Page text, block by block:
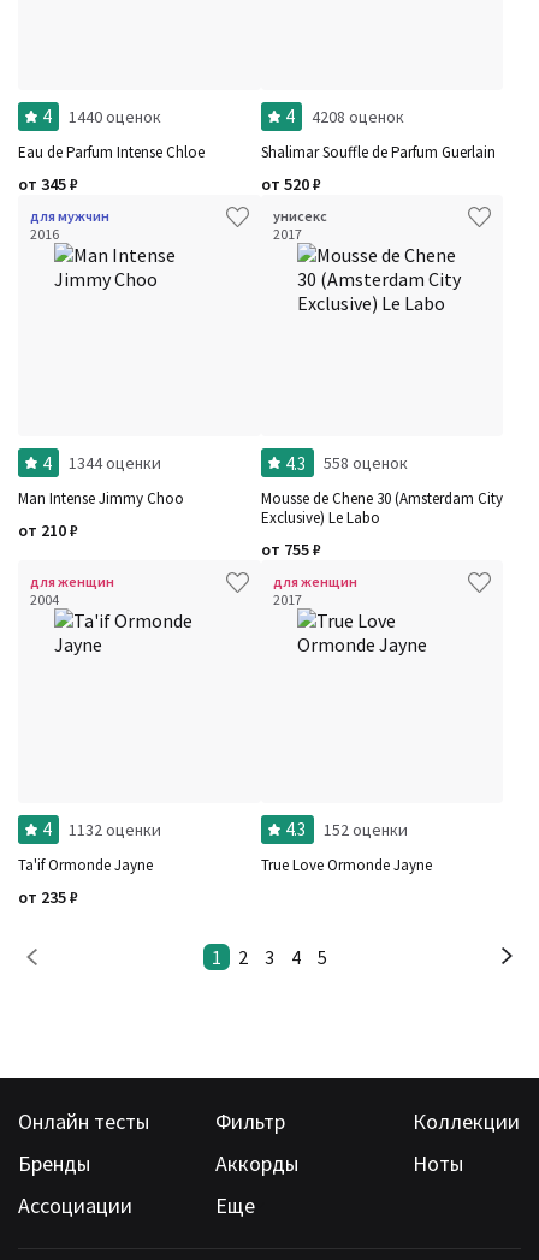
4 1440 оценок
Eau de Parfum Intense Chloe
от 345₽
4 4208 оценок
Shalimar Souffle de Parfum Guerlain
от 520₽
для мужчин
2016
4 1344 оценки
Man Intense Jimmy Choo
от 210₽
унисекс
2017
4.3 558 оценок
Mousse de Chene 30 (Amsterdam City
Exclusive) Le Labo
от 755₽
для женщин
2004
4 1132 оценки
Ta'if Ormonde Jayne
от 235₽
для женщин
2017
4.3 152 оценки
True Love Ormonde Jayne
1 2 3 4 5
Онлайн тесты Фильтр
Коллекции
Бренды
Аккорды
Ноты
Ассоциации
Еще